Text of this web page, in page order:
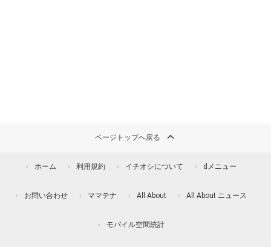
ページトップへ戻る
ホーム 利用規約 イチオシについて dメニュー
お問い合わせ ママテナ All About All About ニュース
モバイル空間統計